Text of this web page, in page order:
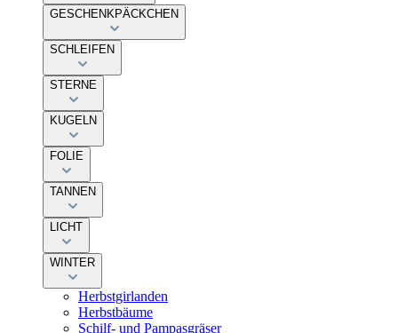
GESCHENKPÄCKCHEN
SCHLEIFEN
STERNE
KUGELN
FOLIE
TANNEN
LICHT
WINTER
Herbstgirlanden
Herbstbäume
Schilf- und Pampasgräser